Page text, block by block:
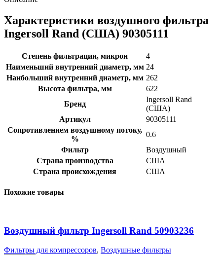
Характеристики воздушного фильтра
Ingersoll Rand (США) 90305111
Степень фильтрации, микрон
4
Наименьший внутренний диаметр, мм 24
Наибольший внутренний диаметр, мм 262
Высота фильтра, мм
622
Бренд
Ingersoll Rand
(США)
Артикул
90305111
Сопротивлением воздушному потоку,
%
0.6
Фильтр
Воздушный
Страна производства
США
Страна происхождения
США
Похожие товары
Воздушный фильтр Ingersoll Rand 50903236
Фильтры для компрессоров, Воздушные фильтры